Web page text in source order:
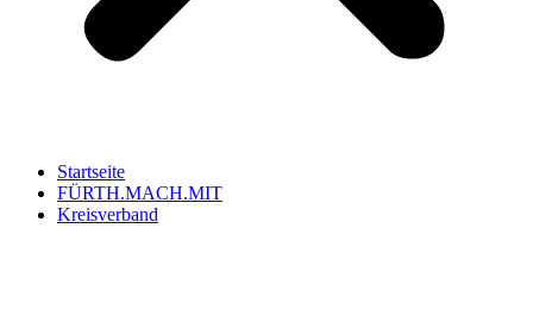
Startseite
FÜRTH.MACH.MIT
Kreisverband